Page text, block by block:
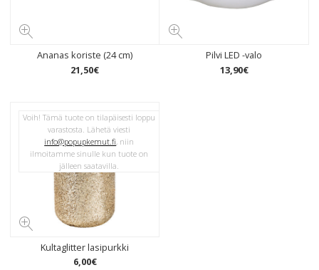
Ananas koriste (24 cm)
21,50€
Pilvi LED -valo
13,90€
Kultaglitter lasipurkki
6,00€
Voih! Tämä tuote on tilapäisesti loppu
varastosta. Lähetä viesti
info@popupkemut.fi, niin
ilmoitamme sinulle kun tuote on
jälleen saatavilla.